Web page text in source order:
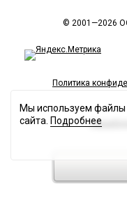
© 2001—2026
Политика
Мы используем файлы
сайта. Подробнее